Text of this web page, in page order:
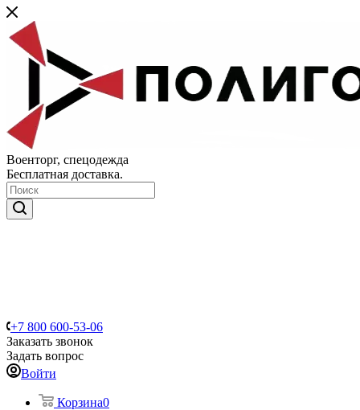
Военторг, спецодежда
Бесплатная доставка.
+7 800 600-53-06
Заказать звонок
Задать вопрос
Войти
Корзина0